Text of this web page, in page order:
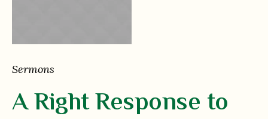
Sermons
A Right Response to